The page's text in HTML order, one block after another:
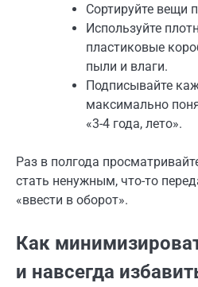
Сортируйте вещи
Используйте
пластиковые
пыли и влаги.
Подписывайте
максимально
«3-4 года, лето».
Раз в полгода
стать ненужным, что-то
«ввести в оборот».
Как
и навсегда